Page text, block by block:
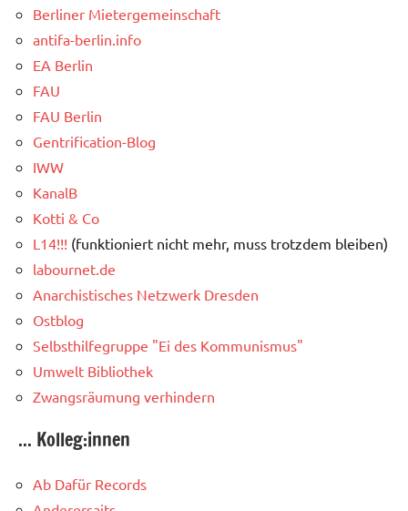
Berliner Mietergemeinschaft
antifa-berlin.info
EA Berlin
FAU
FAU Berlin
Gentrification-Blog
IWW
KanalB
Kotti & Co
L14!!! (funktioniert nicht mehr, muss trotzdem bleiben)
labournet.de
Anarchistisches Netzwerk Dresden
Ostblog
Selbsthilfegruppe "Ei des Kommunismus"
Umwelt Bibliothek
Zwangsräumung verhindern
... Kolleg:innen
Ab Dafür Records